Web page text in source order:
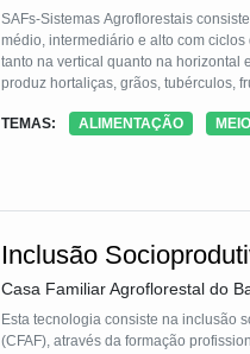
SAFs-Sistemas Agroflorestais
médio, intermediário e alto com
tanto na vertical quanto na horizontal
produz hortaliças, grãos, tubérculos,
Garante autonomia alimentar para os
TEMAS: ALIMENTAÇÃO
Inclusão
Casa Familiar Agroflorestal do
Esta tecnologia consiste na inclusão
(CFAF), através da formação